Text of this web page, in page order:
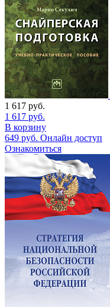
1 617 руб.
1 617 руб.
В корзину
649 руб. Онлайн доступ
Ознакомиться